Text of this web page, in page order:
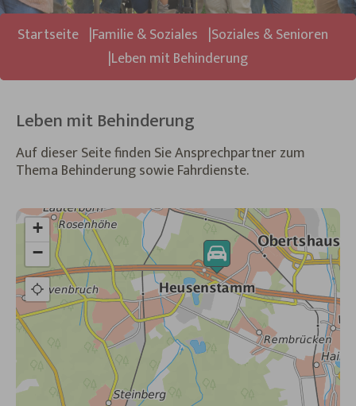
Sie sind hier:
Startseite Familie & Soziales
Soziales & Senioren
Leben mit Behinderung
Leben mit Behinderung
Auf dieser Seite finden Sie Ansprechpartner zum
Thema Behinderung sowie Fahrdienste.